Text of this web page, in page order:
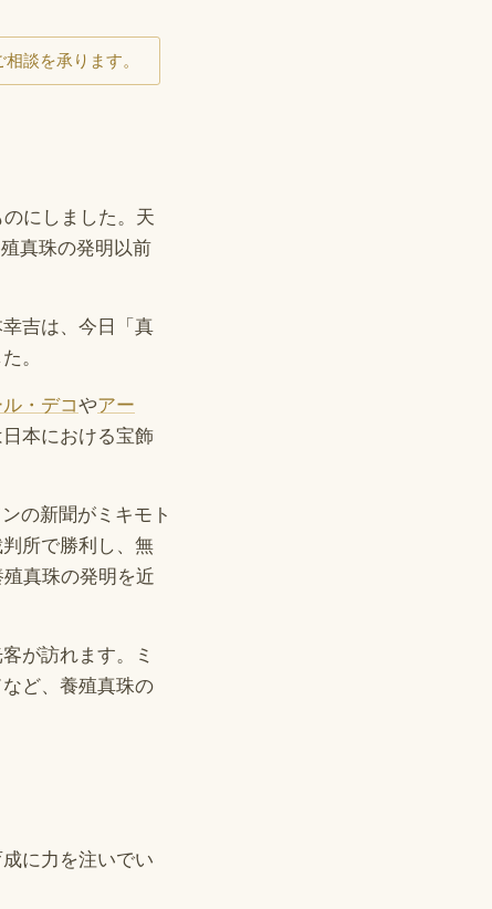
談を承ります。
にしました。天
真珠の発明以前
吉は、今日「真
。
・デコやアー
本における宝飾
の新聞がミキモト
所で勝利し、無
真珠の発明を近
が訪れます。ミ
ど、養殖真珠の
に力を注いでい